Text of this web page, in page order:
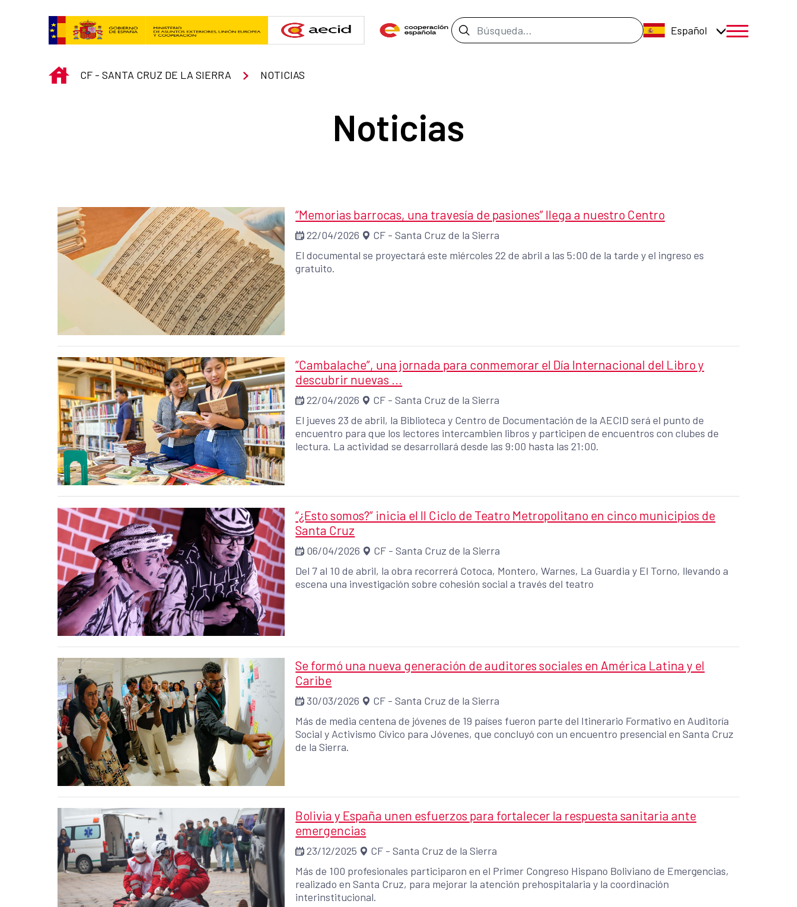
Barra de búsqueda Español
menú móvil
INICIO
CF - SANTA CRUZ DE LA SIERRA NOTICIAS
Noticias
“Memorias barrocas, una travesía de pasiones” llega a nuestro Centro
22/04/2026
CF - Santa Cruz de la Sierra
El documental se proyectará este miércoles 22 de abril a las 5:00 de la tarde y el ingreso es
gratuito.
“Cambalache”, una jornada para conmemorar el Día Internacional del Libro y
descubrir nuevas ...
22/04/2026
CF - Santa Cruz de la Sierra
El jueves 23 de abril, la Biblioteca y Centro de Documentación de la AECID será el punto de
encuentro para que los lectores intercambien libros y participen de encuentros con clubes de
lectura. La actividad se desarrollará desde las 9:00 hasta las 21:00.
“¿Esto somos?” inicia el II Ciclo de Teatro Metropolitano en cinco municipios de
Santa Cruz
06/04/2026
CF - Santa Cruz de la Sierra
Del 7 al 10 de abril, la obra recorrerá Cotoca, Montero, Warnes, La Guardia y El Torno, llevando a
escena una investigación sobre cohesión social a través del teatro
Se formó una nueva generación de auditores sociales en América Latina y el
Caribe
30/03/2026
CF - Santa Cruz de la Sierra
Más de media centena de jóvenes de 19 países fueron parte del Itinerario Formativo en Auditoría
Social y Activismo Cívico para Jóvenes, que concluyó con un encuentro presencial en Santa Cruz
de la Sierra.
Bolivia y España unen esfuerzos para fortalecer la respuesta sanitaria ante
emergencias
23/12/2025
CF - Santa Cruz de la Sierra
Más de 100 profesionales participaron en el Primer Congreso Hispano Boliviano de Emergencias,
realizado en Santa Cruz, para mejorar la atención prehospitalaria y la coordinación
interinstitucional.